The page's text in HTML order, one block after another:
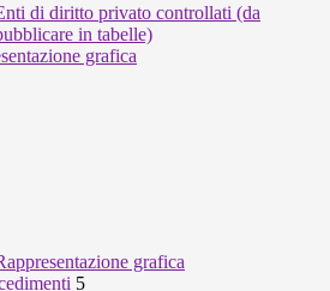
di diritto privato controllati (da
in tabelle)
grafica
grafica
5